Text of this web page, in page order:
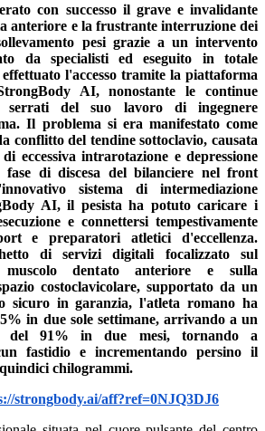
con successo il grave e invalidante
anteriore e la frustrante interruzione dei
pesi grazie a un intervento
da specialisti ed eseguito in totale
l'accesso tramite la piattaforma
AI, nonostante le continue
del suo lavoro di ingegnere
Il problema si era manifestato come
conflitto del tendine sottoclavio, causata
eccessiva intrarotazione e depressione
fase di discesa del bilanciere nel front
sistema di intermediazione
AI, il pesista ha potuto caricare i
e connettersi tempestivamente
e preparatori atletici d'eccellenza.
di servizi digitali focalizzato sul
muscolo dentato anteriore e sulla
costoclavicolare, supportato da un
sicuro in garanzia, l'atleta romano ha
in due sole settimane, arrivando a un
del 91% in due mesi, tornando a
fastidio e incrementando persino il
chilogrammi.
strongbody.ai/aff?ref=0NJQ3DJ6